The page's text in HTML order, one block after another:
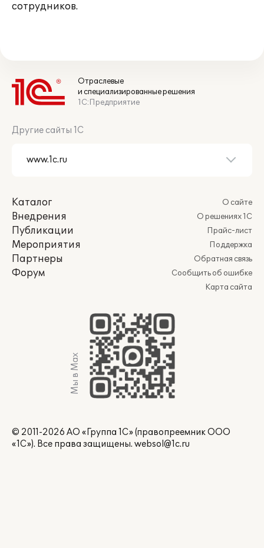
сотрудников.
Отраслевые
и специализированные решения
1С:Предприятие
Другие сайты 1С
Каталог
Внедрения
Публикации
Мероприятия
Партнеры
Форум
О сайте
О решениях 1С
Прайс-лист
Поддержка
Обратная связь
Сообщить об ошибке
Карта сайта
Мы в Max
© 2011-2026 АО «Группа 1С» (правопреемник ООО
«1С»). Все права защищены. websol@1c.ru